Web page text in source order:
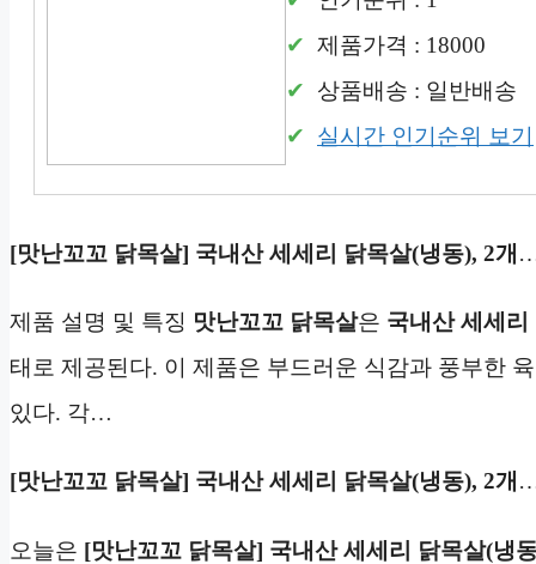
제품가격 : 18000
상품배송 : 일반배송
실시간 인기순위 보기
[맛난꼬꼬 닭목살] 국내산 세세리 닭목살(냉동), 2개
제품 설명 및 특징 맛난꼬꼬 닭목살은 국내산 세세리
태로 제공된다. 이 제품은 부드러운 식감과 풍부한
있다. 각…
[맛난꼬꼬 닭목살] 국내산 세세리 닭목살(냉동), 2개
오늘은 [맛난꼬꼬 닭목살] 국내산 세세리 닭목살(냉